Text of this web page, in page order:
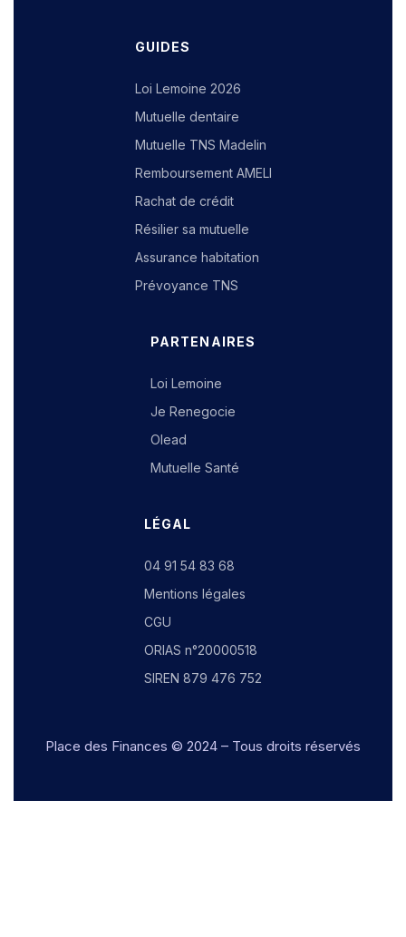
GUIDES
Loi Lemoine 2026
Mutuelle dentaire
Mutuelle TNS Madelin
Remboursement AMELI
Rachat de crédit
Résilier sa mutuelle
Assurance habitation
Prévoyance TNS
PARTENAIRES
Loi Lemoine
Je Renegocie
Olead
Mutuelle Santé
LÉGAL
04 91 54 83 68
Mentions légales
CGU
ORIAS n°20000518
SIREN 879 476 752
Place des Finances © 2024 – Tous droits réservés